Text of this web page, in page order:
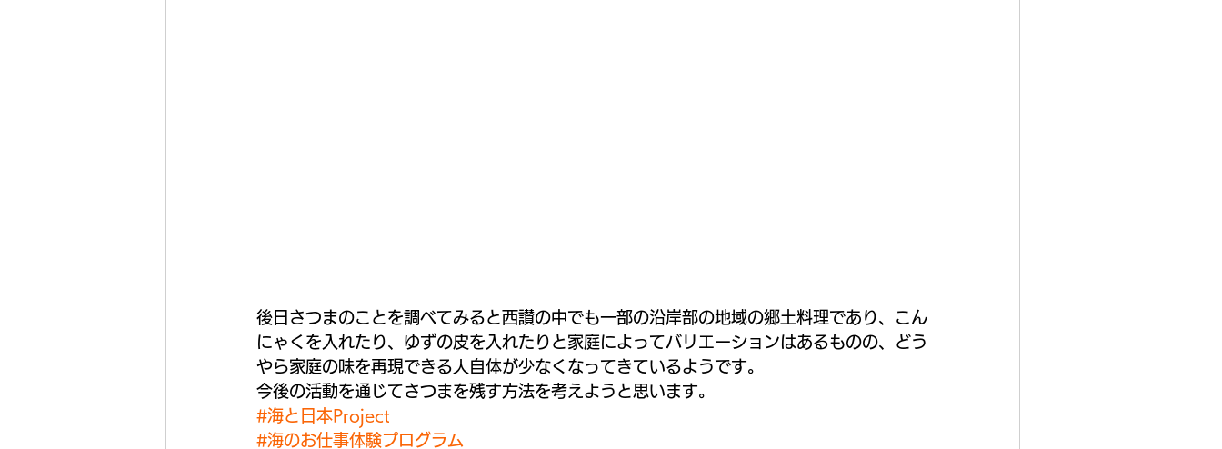
後日さつまのことを調べてみると西讃の中でも一部の沿岸部の地域の郷土料理であり、こん
にゃくを入れたり、ゆずの皮を入れたりと家庭によってバリエーションはあるものの、どう
やら家庭の味を再現できる人自体が少なくなってきているようです。
今後の活動を通じてさつまを残す方法を考えようと思います。
#海と日本Project
#海のお仕事体験プログラム